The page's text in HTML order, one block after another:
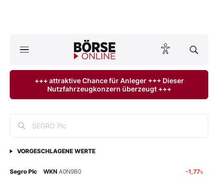
Anlageprodukte
+++ attraktive Chance für Anleger +++ Dieser
Nutzfahrzeugkonzern überzeugt +++
VORGESCHLAGENE WERTE
Segro Plc WKN A0N9B0 -1,77%